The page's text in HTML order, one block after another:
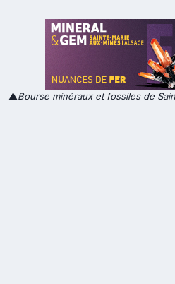
▲Bourse minéraux et fossiles de